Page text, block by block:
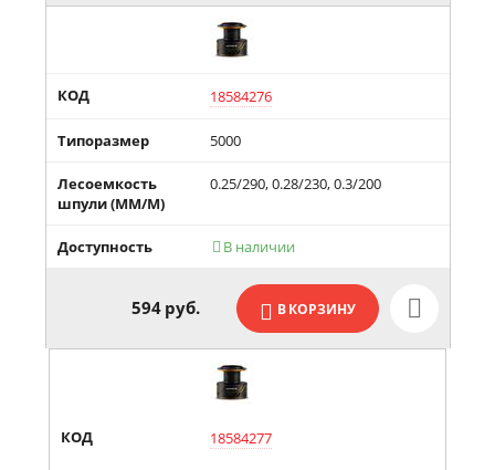
КОД 18584276
Типоразмер 5000
Лесоемкость
шпули (MM/М)
0.25/290, 0.28/230, 0.3/200
Доступность В наличии

594 руб. В КОРЗИНУ
КОД 18584277